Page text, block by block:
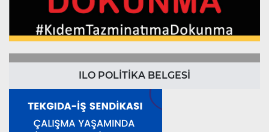
ILO POLİTİKA BELGESİ